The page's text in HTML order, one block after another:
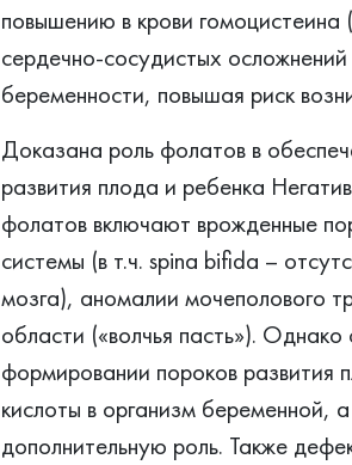
повышению в крови
сердечно-сосудистых
беременности, повышая риск
Доказана роль фолатов в
развития плода и ребенка
фолатов включают врожденные
системы (в т.ч. spina bifida –
мозга), аномалии мочеполового
области («волчья пасть»).
формировании пороков развития
кислоты в организм беременной,
дополнительную роль. Также